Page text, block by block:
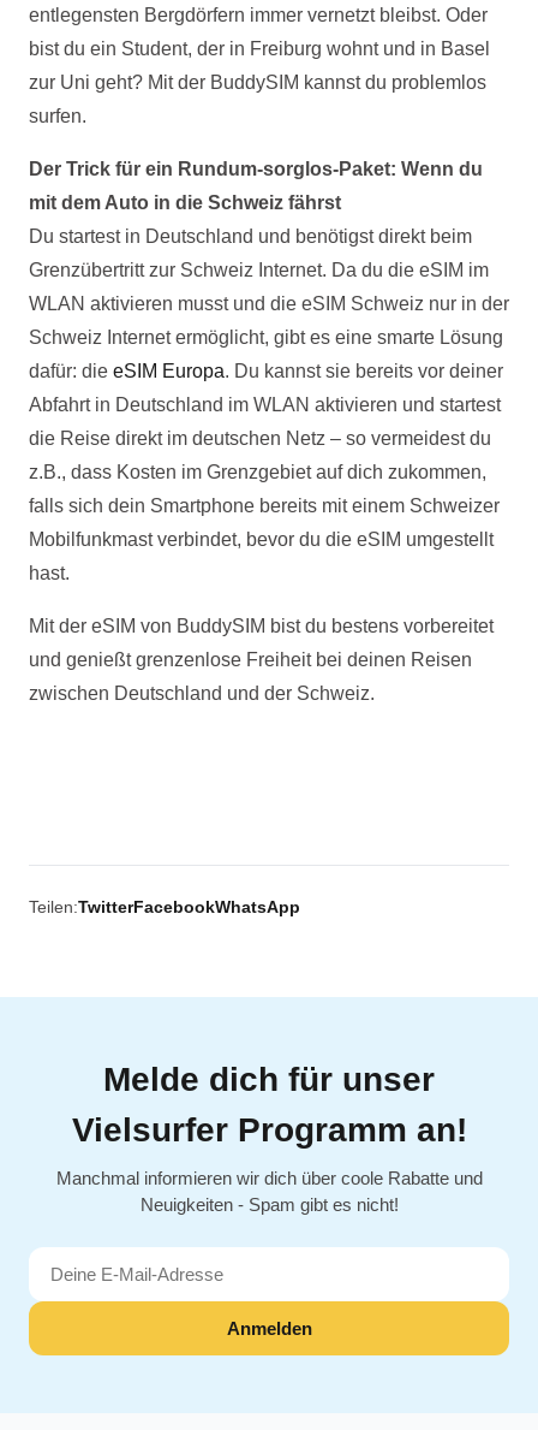
entlegensten Bergdörfern immer vernetzt bleibst. Oder
bist du ein Student, der in Freiburg wohnt und in Basel
zur Uni geht? Mit der BuddySIM kannst du problemlos
surfen.
Der Trick für ein Rundum-sorglos-Paket: Wenn du
mit dem Auto in die Schweiz fährst
Du startest in Deutschland und benötigst direkt beim
Grenzübertritt zur Schweiz Internet. Da du die eSIM im
WLAN aktivieren musst und die eSIM Schweiz nur in der
Schweiz Internet ermöglicht, gibt es eine smarte Lösung
dafür: die eSIM Europa. Du kannst sie bereits vor deiner
Abfahrt in Deutschland im WLAN aktivieren und startest
die Reise direkt im deutschen Netz – so vermeidest du
z.B., dass Kosten im Grenzgebiet auf dich zukommen,
falls sich dein Smartphone bereits mit einem Schweizer
Mobilfunkmast verbindet, bevor du die eSIM umgestellt
hast.
Mit der eSIM von BuddySIM bist du bestens vorbereitet
und genießt grenzenlose Freiheit bei deinen Reisen
zwischen Deutschland und der Schweiz.
Teilen:TwitterFacebookWhatsApp
Melde dich für unser
Vielsurfer Programm an!
Manchmal informieren wir dich über coole Rabatte und
Neuigkeiten - Spam gibt es nicht!
Anmelden